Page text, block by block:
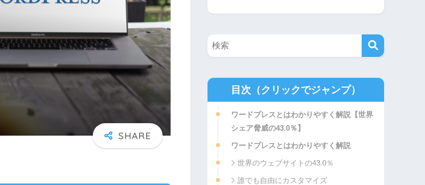
目次（クリックでジャンプ）
ワードプレスとはわかりやすく解説【世界
シェア脅威の43.0％】
ワードプレスとはわかりやすく解説
世界のウェブサイトの43.0％
誰でも自由にカスタマイズ